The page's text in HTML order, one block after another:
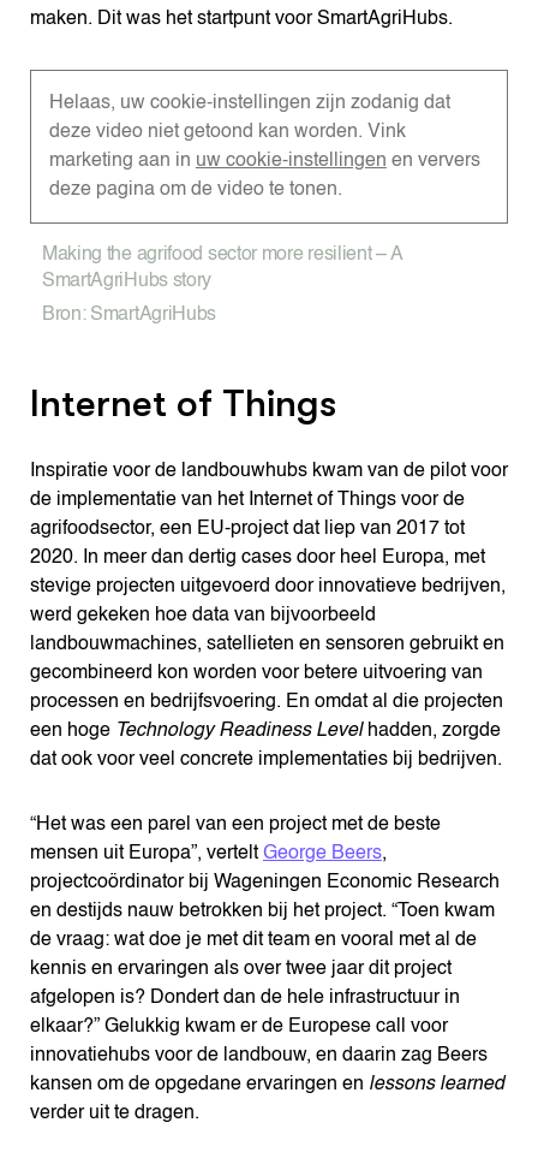
maken. Dit was het startpunt voor SmartAgriHubs.
Helaas, uw cookie-instellingen zijn zodanig dat
deze video niet getoond kan worden. Vink
marketing aan in uw cookie-instellingen en ververs
deze pagina om de video te tonen.
Making the agrifood sector more resilient – A
SmartAgriHubs story
Bron: SmartAgriHubs
Internet of Things
Inspiratie voor de landbouwhubs kwam van de pilot voor
de implementatie van het Internet of Things voor de
agrifoodsector, een EU-project dat liep van 2017 tot
2020. In meer dan dertig cases door heel Europa, met
stevige projecten uitgevoerd door innovatieve bedrijven,
werd gekeken hoe data van bijvoorbeeld
landbouwmachines, satellieten en sensoren gebruikt en
gecombineerd kon worden voor betere uitvoering van
processen en bedrijfsvoering. En omdat al die projecten
een hoge Technology Readiness Level hadden, zorgde
dat ook voor veel concrete implementaties bij bedrijven.
“Het was een parel van een project met de beste
mensen uit Europa”, vertelt George Beers,
projectcoördinator bij Wageningen Economic Research
en destijds nauw betrokken bij het project. “Toen kwam
de vraag: wat doe je met dit team en vooral met al de
kennis en ervaringen als over twee jaar dit project
afgelopen is? Dondert dan de hele infrastructuur in
elkaar?” Gelukkig kwam er de Europese call voor
innovatiehubs voor de landbouw, en daarin zag Beers
kansen om de opgedane ervaringen en lessons learned
verder uit te dragen.